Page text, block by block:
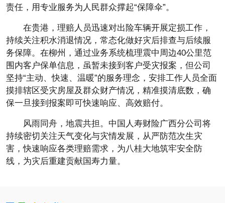
责任，用专业服务为人民群众撑起“保障伞”。
在贵港，理赔人员迅速对出险车辆开展定损工作，
持续关注积水消退情况，常态化做好灾后排查与后续服
务保障。在柳州，通过业务系统梳理震中周边40公里范
围内客户保单信息，虽暂未接到客户受灾报案，但公司
坚持“主动、快速、温暖”的服务理念，安排工作人员全面
摸排辖区受灾房屋及群众财产情况，精准摸清底数，确
保一旦接到报案即可快速响应、高效赔付。
风雨同舟，地震共担。中国人寿财险广西分公司将
持续密切关注天气变化与灾情发展，从严防范次生灾
害，快速响应各类理赔需求，为八桂大地筑牢安全防
线，为灾后重建贡献国寿力量。